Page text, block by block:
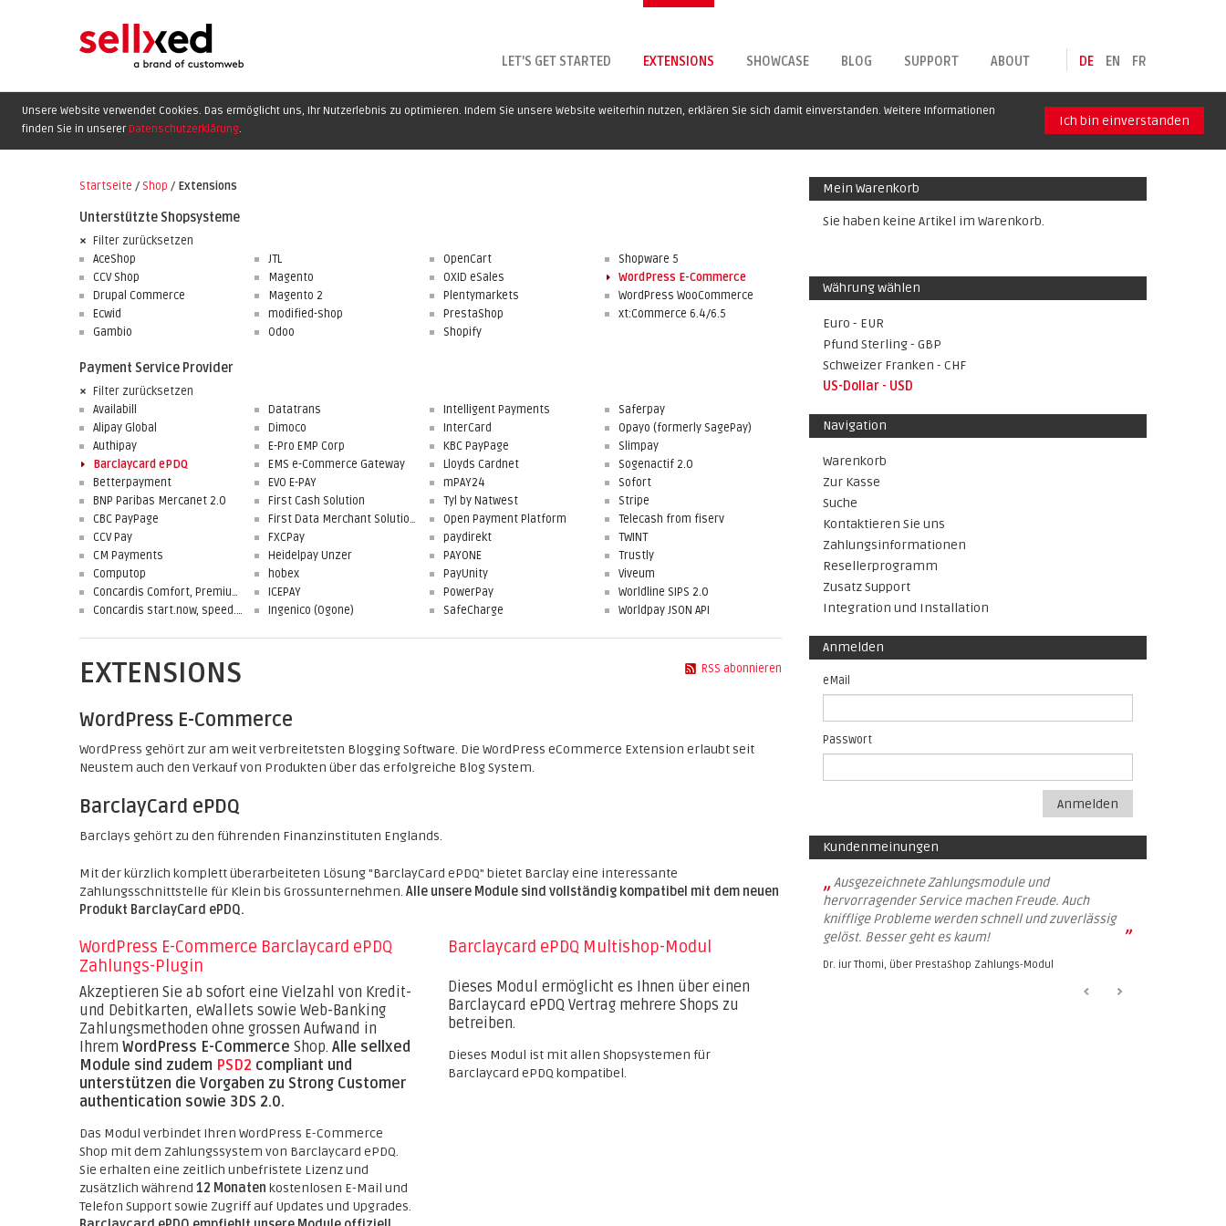
DE EN FR
LET'S GET STARTED EXTENSIONS SHOWCASE BLOG SUPPORT ABOUT
Unsere Website verwendet Cookies. Das ermöglicht uns, Ihr Nutzerlebnis zu optimieren. Indem Sie unsere Website weiterhin nutzen, erklären Sie sich damit einverstanden. Weitere Informationen
finden Sie in unserer Datenschutzerklärung.
Ich bin einverstanden
Startseite / Shop / Extensions
Unterstützte Shopsysteme
Filter zurücksetzen
AceShop
CCV Shop
Drupal Commerce
Ecwid
Gambio
JTL
Magento
Magento 2
modified-shop
Odoo
OpenCart
OXID eSales
Plentymarkets
PrestaShop
Shopify
Shopware 5
WordPress E-Commerce
WordPress WooCommerce
xt:Commerce 6.4/6.5
Payment Service Provider
Filter zurücksetzen
Availabill
Alipay Global
Authipay
Barclaycard ePDQ
Betterpayment
BNP Paribas Mercanet 2.0
CBC PayPage
CCV Pay
CM Payments
Computop
Concardis Comfort, Premium, Professional
Concardis start.now, speed.up, flex.pro
Datatrans
Dimoco
E-Pro EMP Corp
EMS e-Commerce Gateway
EVO E-PAY
First Cash Solution
First Data Merchant Solutions
FXCPay
Heidelpay Unzer
hobex
ICEPAY
Ingenico (Ogone)
Intelligent Payments
InterCard
KBC PayPage
Lloyds Cardnet
mPAY24
Tyl by Natwest
Open Payment Platform
paydirekt
PAYONE
PayUnity
PowerPay
SafeCharge
Saferpay
Opayo (formerly SagePay)
Slimpay
Sogenactif 2.0
Sofort
Stripe
Telecash from fiserv
TWINT
Trustly
Viveum
Worldline SIPS 2.0
Worldpay JSON API
RSS abonnieren
EXTENSIONS
WordPress E-Commerce
WordPress gehört zur am weit verbreitetsten Blogging Software. Die WordPress eCommerce Extension erlaubt seit
Neustem auch den Verkauf von Produkten über das erfolgreiche Blog System.
BarclayCard ePDQ
Barclays gehört zu den führenden Finanzinstituten Englands.
Mit der kürzlich komplett überarbeiteten Lösung "BarclayCard ePDQ" bietet Barclay eine interessante
Zahlungsschnittstelle für Klein bis Grossunternehmen. Alle unsere Module sind vollständig kompatibel mit dem neuen
Produkt BarclayCard ePDQ.
WordPress E-Commerce Barclaycard ePDQ
Zahlungs-Plugin
Akzeptieren Sie ab sofort eine Vielzahl von Kredit-
und Debitkarten, eWallets sowie Web-Banking
Zahlungsmethoden ohne grossen Aufwand in
Ihrem WordPress E-Commerce Shop. Alle sellxed
Module sind zudem PSD2 compliant und
unterstützen die Vorgaben zu Strong Customer
authentication sowie 3DS 2.0.
Das Modul verbindet Ihren WordPress E-Commerce
Shop mit dem Zahlungssystem von Barclaycard ePDQ.
Sie erhalten eine zeitlich unbefristete Lizenz und
zusätzlich während 12 Monaten kostenlosen E-Mail und
Telefon Support sowie Zugriff auf Updates und Upgrades.
Barclaycard ePDQ Multishop-Modul
Dieses Modul ermöglicht es Ihnen über einen
Barclaycard ePDQ Vertrag mehrere Shops zu
betreiben.
Dieses Modul ist mit allen Shopsystemen für
Barclaycard ePDQ kompatibel.
Mein Warenkorb
Sie haben keine Artikel im Warenkorb.
Währung wählen
Euro - EUR
Pfund Sterling - GBP
Schweizer Franken - CHF
US-Dollar - USD
Navigation
Warenkorb
Zur Kasse
Suche
Kontaktieren Sie uns
Zahlungsinformationen
Resellerprogramm
Zusatz Support
Integration und Installation
Anmelden
eMail
Passwort
Anmelden
Kundenmeinungen
„ Ausgezeichnete Zahlungsmodule und
hervorragender Service machen Freude. Auch
knifflige Probleme werden schnell und zuverlässig
gelöst. Besser geht es kaum!
”
Dr. iur Thomi, über PrestaShop Zahlungs-Modul